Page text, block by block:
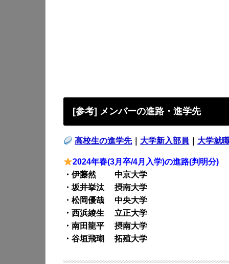
[参考] メンバーの進路・進学先
高校生の進学先｜ 大学新入部員 大学就
2024年春(3月卒/4月入学)の進路(判明分)
・伊藤然 中京大学
・坂井挙汰 摂南大学
・松岡優哉 中央大学
・西浜綾生 立正大学
・南田龍平 摂南大学
・谷垣飛瑚 拓殖大学